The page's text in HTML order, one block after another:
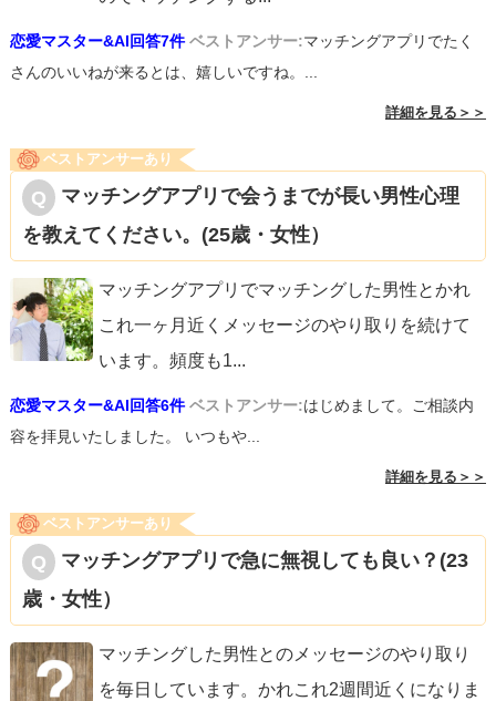
恋愛マスター&AI回答7件 ベストアンサー:マッチングアプリでたく
さんのいいねが来るとは、嬉しいですね。...
詳細を見る＞＞
ベストアンサーあり
マッチングアプリで会うまでが長い男性心理
を教えてください。(25歳・女性）
マッチングアプリでマッチングした男性とかれ
これ一ヶ月近くメッセージのやり取りを続けて
います。頻度も1...
恋愛マスター&AI回答6件 ベストアンサー:はじめまして。ご相談内
容を拝見いたしました。 いつもや...
詳細を見る＞＞
ベストアンサーあり
マッチングアプリで急に無視しても良い？(23
歳・女性）
マッチングした男性とのメッセージのやり取り
を毎日しています。かれこれ2週間近くになりま